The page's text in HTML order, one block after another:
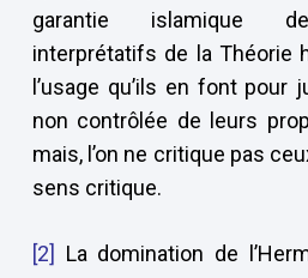
garantie islamique
interprétatifs de la Théorie
l’usage qu’ils en font pour
non contrôlée de leurs
mais, l’on ne critique pas
sens critique.
[2]
La domination de